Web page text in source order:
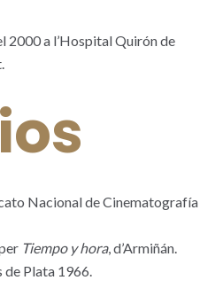
2000 a l’Hospital Quirón de
Nacional de Cinematografía
Tiempo y hora, d’Armiñán.
de Plata 1966.